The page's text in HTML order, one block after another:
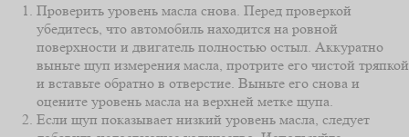
Проверить уровень масла снова. Перед проверкой
убедитесь, что автомобиль находится на ровной
поверхности и двигатель полностью остыл. Аккуратно
выньте щуп измерения масла, протрите его чистой тряпкой
и вставьте обратно в отверстие. Выньте его снова и
оцените уровень масла на верхней метке щупа.
Если щуп показывает низкий уровень масла, следует